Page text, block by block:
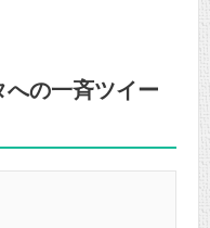
の一斉ツイー